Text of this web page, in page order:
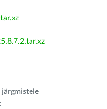
järgmistele